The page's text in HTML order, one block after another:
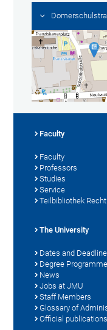
Faculty
Faculty
Professors
Studies
Service
Teilbibliothek Recht
The University
Dates and
Degree
News
Jobs at JMU
Staff Members
Glossary of
Official publications